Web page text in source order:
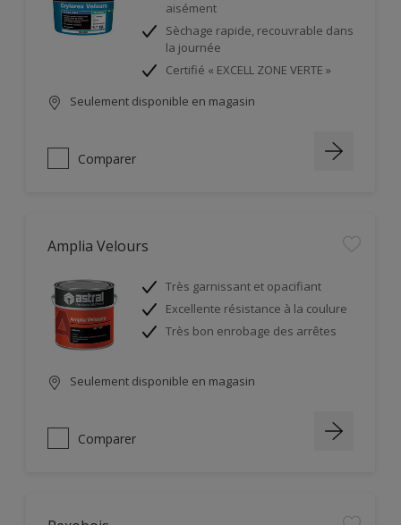
aisément
Sèchage rapide, recouvrable dans
la journée
Certifié « EXCELL ZONE VERTE »
Seulement disponible en magasin
Comparer
Amplia Velours
Très garnissant et opacifiant
Excellente résistance à la coulure
Très bon enrobage des arrêtes
Seulement disponible en magasin
Comparer